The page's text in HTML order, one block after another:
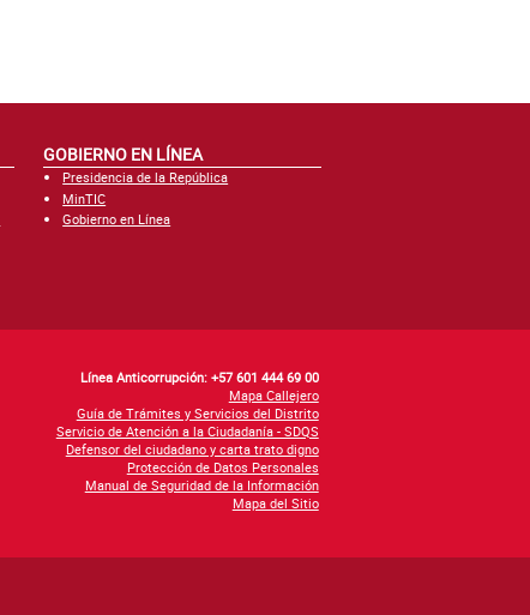
GOBIERNO EN LÍNEA
Presidencia de la República
MinTIC
Gobierno en Línea
Línea Anticorrupción: +57 601 444 69 00
Mapa Callejero
Guía de Trámites y Servicios del Distrito
Servicio de Atención a la Ciudadanía - SDQS
Defensor del ciudadano y carta trato digno
Protección de Datos Personales
Manual de Seguridad de la Información
Mapa del Sitio